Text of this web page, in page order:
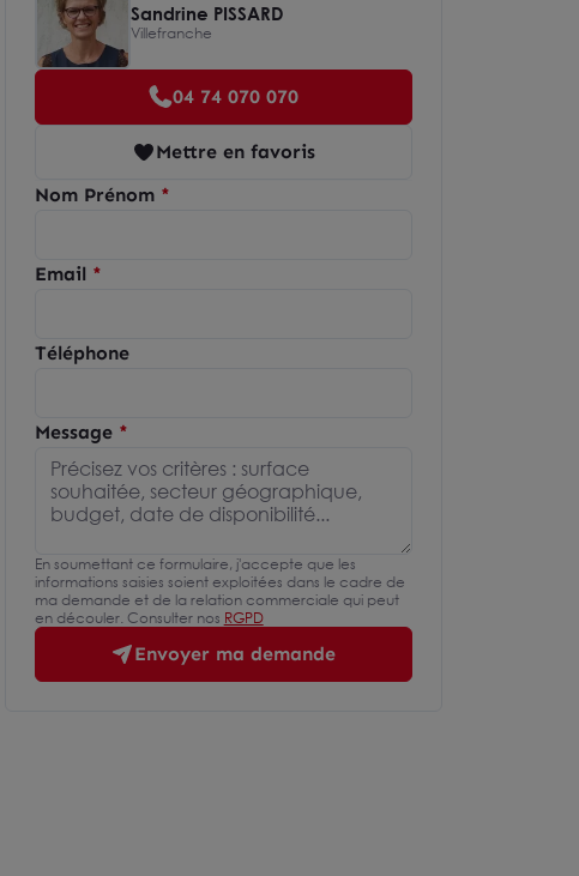
Sandrine PISSARD
Villefranche
04 74 070 070
Mettre en favoris
Nom Prénom
Email
Téléphone
Message
En soumettant ce formulaire, j'accepte que les
informations saisies soient exploitées dans le cadre de
ma demande et de la relation commerciale qui peut
en découler. Consulter nos RGPD
Envoyer ma demande